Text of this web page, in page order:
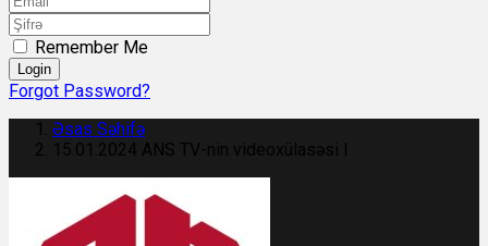
Remember Me
Login
Forgot Password?
Əsas Səhifə
15.01.2024 ANS TV-nin videoxülasəsi I